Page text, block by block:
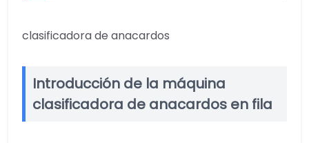
clasificadora de anacardos
Introducción de la máquina
clasificadora de anacardos en fila